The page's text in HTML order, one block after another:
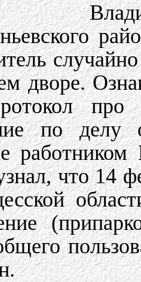
дворе.
про
по делу
что 14